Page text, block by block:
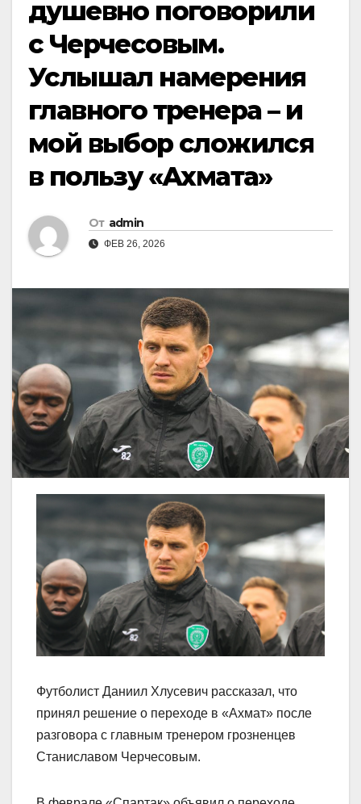
душевно поговорили
с Черчесовым.
Услышал намерения
главного тренера – и
мой выбор сложился
в пользу «Ахмата»
От admin
ФЕВ 26, 2026
Футболист Даниил Хлусевич рассказал, что
принял решение о переходе в «Ахмат» после
разговора с главным тренером грозненцев
Станиславом Черчесовым.